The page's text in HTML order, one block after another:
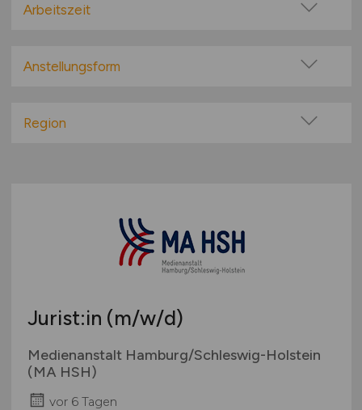
Home-Office möglich / Hybrid
Remote aus dem Ausland möglich
Arbeitszeit
Teilzeit
Anstellungsform
befristete Anstellung
Arbeitnehmerüberlassung
geringfügige Beschäftigung / Minijob
Berufseinstieg / Trainee
Studentenjobs / Werkstudenten
Ausbildung / Studium
Praktikum
Region
Mecklenburg-Vorpommern
Nordrhein-Westfalen
Rheinland-Pfalz
Jurist:in (m/w/d)
Medienanstalt Hamburg/Schleswig-Holstein
(MA HSH)
vor 6 Tagen